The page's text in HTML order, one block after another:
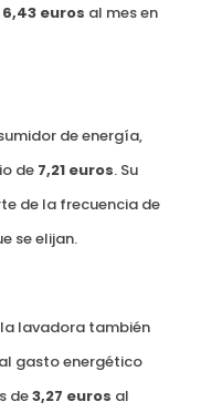
6,43 euros al mes en
de energía,
de 7,21 euros. Su
de la frecuencia de
se elijan.
lavadora también
gasto energético
de3,27 euros al